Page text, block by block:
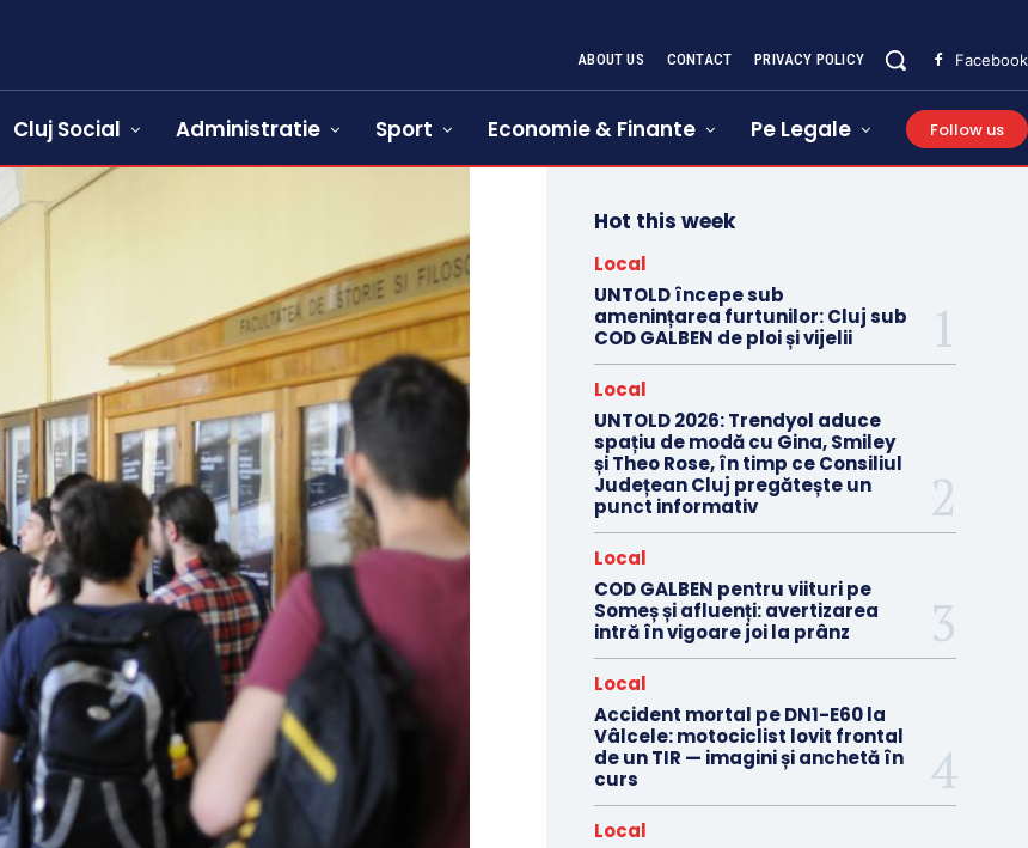
ABOUT US CONTACT PRIVACY POLICY Facebook
Cluj Social Administratie Sport Economie & Finante Pe Legale Follow us
Hot this week
Local
UNTOLD începe sub
amenințarea furtunilor: Cluj sub
COD GALBEN de ploi și vijelii
Local
UNTOLD 2026: Trendyol aduce
spațiu de modă cu Gina, Smiley
și Theo Rose, în timp ce Consiliul
Județean Cluj pregătește un
punct informativ
Local
COD GALBEN pentru viituri pe
Someș și afluenți: avertizarea
intră în vigoare joi la prânz
Local
Accident mortal pe DN1-E60 la
Vâlcele: motociclist lovit frontal
de un TIR — imagini și anchetă în
curs
Local